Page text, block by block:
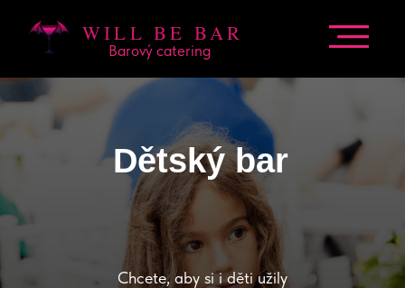
Barový catering
WILL BE BAR
Dětský bar
Chcete, aby si i děti užily